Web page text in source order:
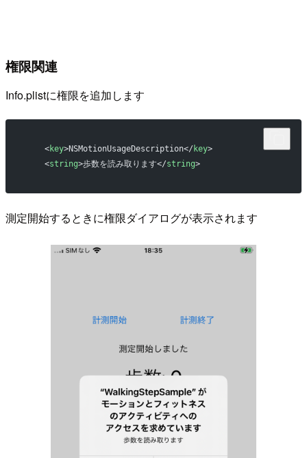
権限関連
Info.plistに権限を追加します
    <
key>NSMotionUsageDescription</ key>
    <
string>歩数を読み取ります</string>
測定開始するときに権限ダイアログが表示されます